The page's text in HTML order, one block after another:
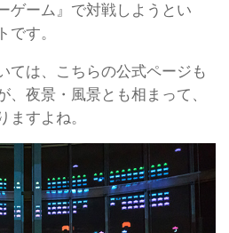
ゲーム』で対戦しようとい
です。
ては、こちらの公式ページも
、夜景・風景とも相まって、
ますよね。